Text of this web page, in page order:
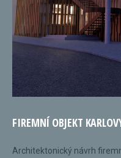
FIREMNÍ OBJEKT
Architektonický návrh